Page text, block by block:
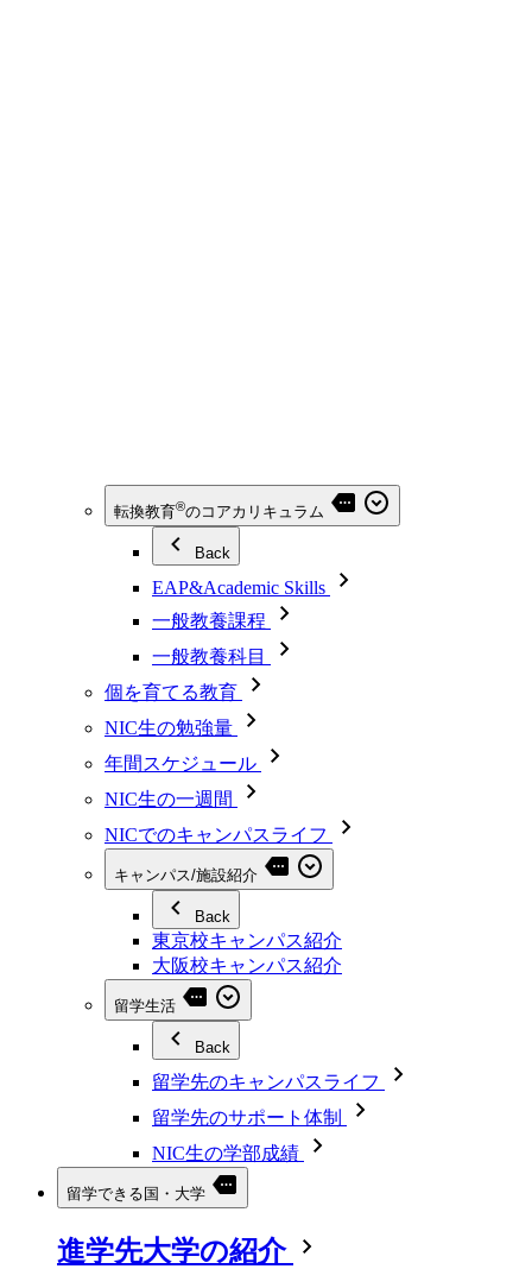
転換教育®のコアカリキュラム
Back
EAP&Academic Skills
一般教養課程
一般教養科目
個を育てる教育
NIC生の勉強量
年間スケジュール
NIC生の一週間
NICでのキャンパスライフ
キャンパス/施設紹介
Back
東京校キャンパス紹介
大阪校キャンパス紹介
留学生活
Back
留学先のキャンパスライフ
留学先のサポート体制
NIC生の学部成績
留学できる国・大学
進学先大学の紹介